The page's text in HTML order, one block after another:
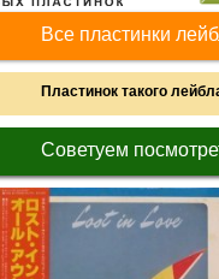
Все пластинки
Пластинок такого
Советуем